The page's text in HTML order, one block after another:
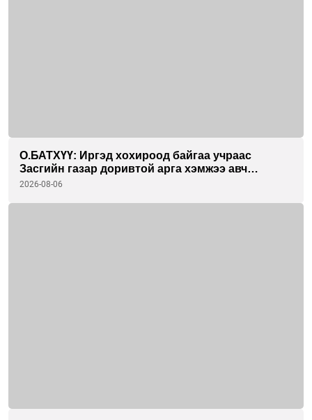
О.БАТХҮҮ: Иргэд хохироод байгаа учраас
Засгийн газар доривтой арга хэмжээ авч
ажиллана
2026-08-06